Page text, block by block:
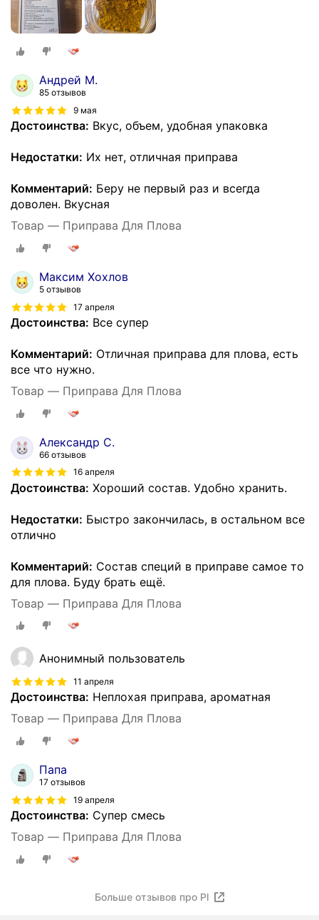
Андрей М.
85 отзывов
9 мая
Достоинства: Вкус, объем, удобная упаковка
Недостатки: Их нет, отличная приправа
Комментарий: Беру не первый раз и всегда
доволен. Вкусная
Товар — Приправа Для Плова
Максим Хохлов
5 отзывов
17 апреля
Достоинства: Все супер
Комментарий: Отличная приправа для плова, есть
все что нужно.
Товар — Приправа Для Плова
Александр С.
66 отзывов
16 апреля
Достоинства: Хороший состав. Удобно хранить.
Недостатки: Быстро закончилась, в остальном все
отлично
Комментарий: Состав специй в приправе самое то
для плова. Буду брать ещё.
Товар — Приправа Для Плова
Анонимный пользователь
11 апреля
Достоинства: Неплохая приправа, ароматная
Товар — Приправа Для Плова
Папа
17 отзывов
19 апреля
Достоинства: Супер смесь
Товар — Приправа Для Плова
Больше отзывов про Pl